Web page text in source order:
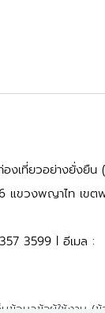
เที่ยวอย่างยั่งยืน
แขวงพญาไท เข
3599 l อีเมล :
ข้อมูลข้อผู้ใช้งาน (